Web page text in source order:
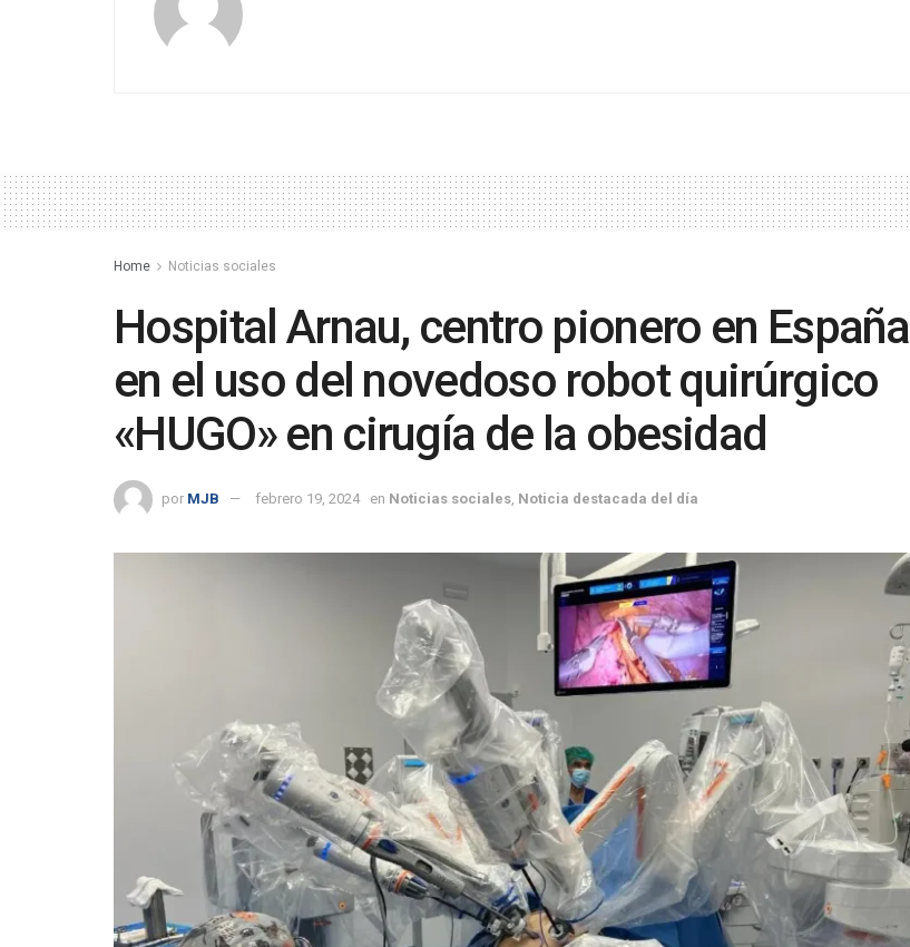
Home Noticias sociales
Hospital Arnau, centro pionero en España
en el uso del novedoso robot quirúrgico
«HUGO» en cirugía de la obesidad
por MJB febrero 19, 2024 en Noticias sociales Noticia destacada del día